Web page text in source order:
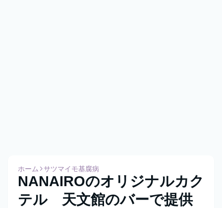
ホーム サツマイモ基腐病
NANAIROのオリジナルカク
テル 天文館のバーで提供